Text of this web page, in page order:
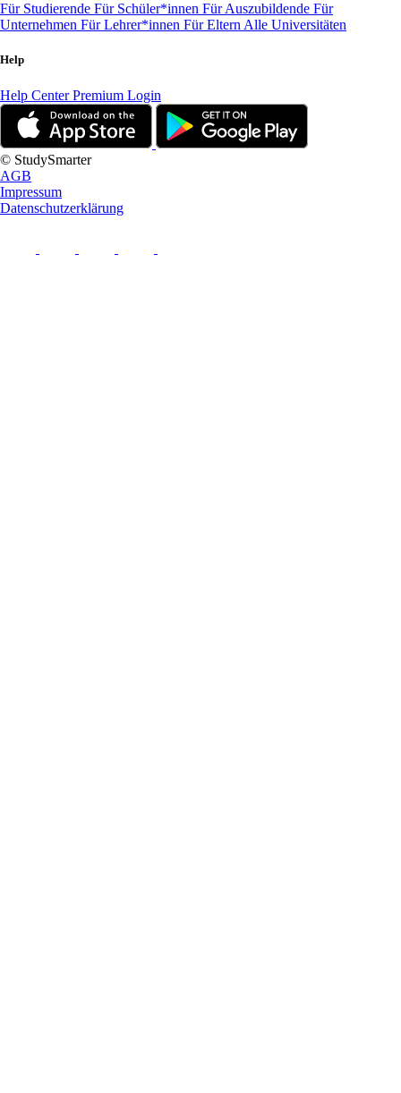
Für Studierende Für Schüler*innen Für Auszubildende Für
Unternehmen Für Lehrer*innen Für Eltern Alle Universitäten
Help
Help CenterPremium Login
© StudySmarter
AGB
Impressum
Datenschutzerklärung